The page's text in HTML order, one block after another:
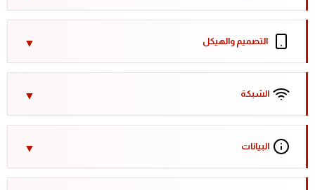
التصميم والهيكل
الشبكة
البيانات